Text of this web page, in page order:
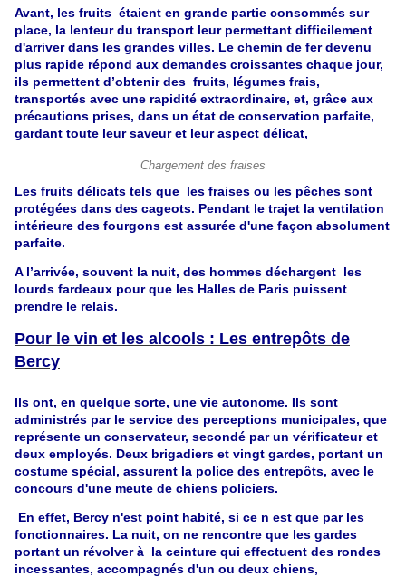
Avant, les fruits étaient en grande partie consommés sur
place, la lenteur du transport leur permettant difficilement
d'arriver dans les grandes villes. Le chemin de fer devenu
plus rapide répond aux demandes croissantes chaque jour,
ils permettent d’obtenir des fruits, légumes frais,
transportés avec une rapidité extraordinaire, et, grâce aux
précautions prises, dans un état de conservation parfaite,
gardant toute leur saveur et leur aspect délicat,
Chargement des fraises
Les fruits délicats tels que les fraises ou les pêches sont
protégées dans des cageots. Pendant le trajet la ventilation
intérieure des fourgons est assurée d'une façon absolument
parfaite.
A l’arrivée, souvent la nuit, des hommes déchargent les
lourds fardeaux pour que les Halles de Paris puissent
prendre le relais.
Pour le vin et les alcools : Les entrepôts de
Bercy
Ils ont, en quelque sorte, une vie autonome. Ils sont
administrés par le service des perceptions municipales, que
représente un conservateur, secondé par un vérificateur et
deux employés. Deux brigadiers et vingt gardes, portant un
costume spécial, assurent la police des entrepôts, avec le
concours d'une meute de chiens policiers.
En effet, Bercy n'est point habité, si ce n est que par les
fonctionnaires. La nuit, on ne rencontre que les gardes
portant un révolver à la ceinture qui effectuent des rondes
incessantes, accompagnés d'un ou deux chiens,